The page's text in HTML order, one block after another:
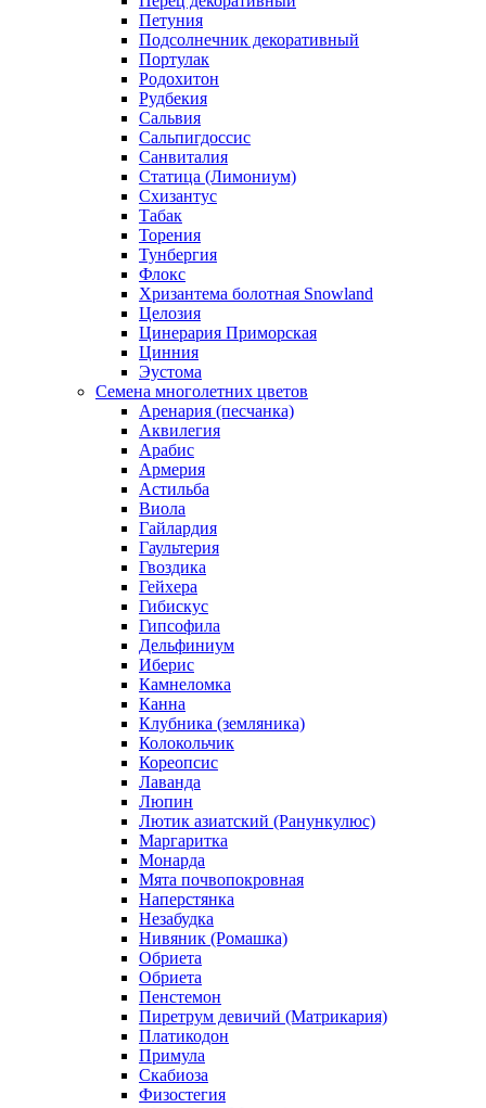
Петуния
Подсолнечник декоративный
Портулак
Родохитон
Рудбекия
Сальвия
Сальпигдоссис
Санвиталия
Статица (Лимониум)
Схизантус
Табак
Торения
Тунбергия
Флокс
Хризантема болотная Snowland
Целозия
Цинерария Приморская
Цинния
Эустома
Семена многолетних цветов
Аренария (песчанка)
Аквилегия
Арабис
Армерия
Астильба
Виола
Гайлардия
Гаультерия
Гвоздика
Гейхера
Гибискус
Гипсофила
Дельфиниум
Иберис
Камнеломка
Канна
Клубника (земляника)
Колокольчик
Кореопсис
Лаванда
Люпин
Лютик азиатский (Ранункулюс)
Маргаритка
Монарда
Мята почвопокровная
Наперстянка
Незабудка
Нивяник (Ромашка)
Обриета
Обриета
Пенстемон
Пиретрум девичий (Матрикария)
Платикодон
Примула
Скабиоза
Физостегия